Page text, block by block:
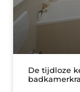
De tijdloze